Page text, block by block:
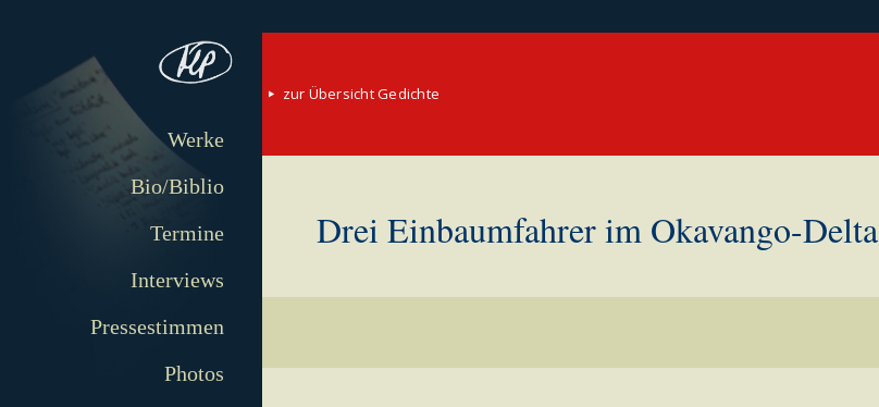
Werke
Bio/Biblio
Termine
Interviews
Pressestimmen
Photos
zur Übersicht Gedichte
Drei Einbaumfahrer im Okavango-Delta